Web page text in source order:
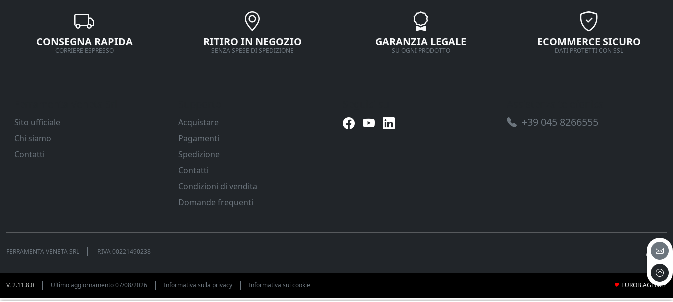
CONSEGNA RAPIDA
CORRIERE ESPRESSO
RITIRO IN NEGOZIO
SENZA SPESE DI SPEDIZIONE
GARANZIA LEGALE
SU OGNI PRODOTTO
ECOMMERCE SICURO
DATI PROTETTI CON SSL
Sito ufficiale
Chi siamo
Contatti
Acquistare
Pagamenti
Spedizione
Contatti
Condizioni di vendita
Domande frequenti
+39 045 8266555
FERRAMENTA VENETA SRL P.IVA00221490238
V. 2.11.8.0 Ultimo aggiornamento 07/08/2026 Informativa sulla privacy Informativa sui cookie EUROB.AGENCY